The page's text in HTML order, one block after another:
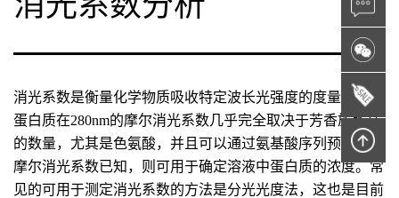
消光系数是衡量化学物质吸收特定波长光强度的度量单位。
蛋白质在280nm的摩尔消光系数几乎完全取决于芳香族残基
的数量，尤其是色氨酸，并且可以通过氨基酸序列预测。若
摩尔消光系数已知，则可用于确定溶液中蛋白质的浓度。常
见的可用于测定消光系数的方法是分光光度法，这也是目前